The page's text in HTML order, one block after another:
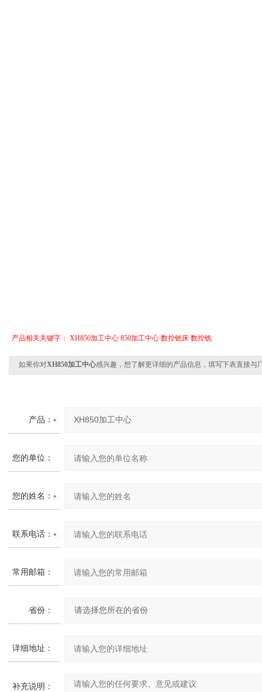
产品相关关键字： XH850加工中心 850加工中心 数控铣床 数控铣
如果你对XH850加工中心感兴趣，想了解更详细的产品信息，填写下表直接与
产品：
您的单位：
您的姓名：
联系电话：
常用邮箱：
省份：
详细地址：
补充说明：